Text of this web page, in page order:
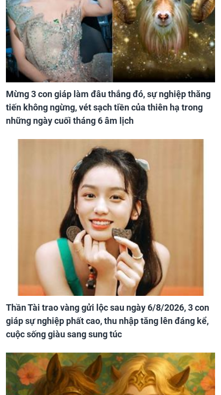
Mừng 3 con giáp làm đâu thắng đó, sự nghiệp thăng
tiến không ngừng, vét sạch tiền của thiên hạ trong
những ngày cuối tháng 6 âm lịch
Thần Tài trao vàng gửi lộc sau ngày 6/8/2026, 3 con
giáp sự nghiệp phất cao, thu nhập tăng lên đáng kể,
cuộc sống giàu sang sung túc